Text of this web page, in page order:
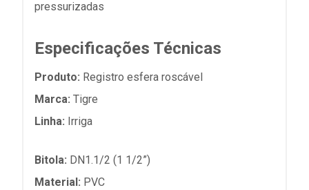
pressurizadas
Especificações Técnicas
Produto: Registro esfera roscável
Marca: Tigre
Linha: Irriga
Bitola: DN1.1/2 (1 1/2”)
Material: PVC